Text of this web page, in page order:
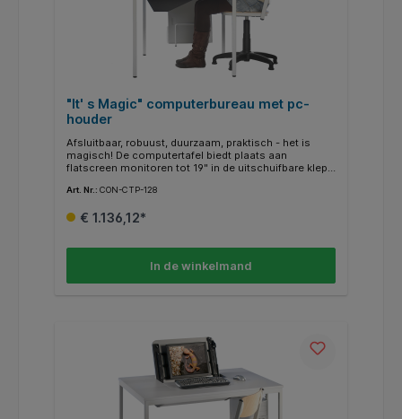
"It' s Magic" computerbureau met pc-
houder
Afsluitbaar, robuust, duurzaam, praktisch - het is
magisch! De computertafel biedt plaats aan
flatscreen monitoren tot 19" in de uitschuifbare klep.
hoef je niet meer te herschikken en creëer je in een
stalen buisframe met 30x30 mm profiel en de 19 mm
afgesloten. kabeluitgang voor monitor, toetsenbord,
muis en stroomkabels: 60cm x 50cm,
Art. Nr.: CON-CTP-128
€ 1.136,12*
In de winkelmand